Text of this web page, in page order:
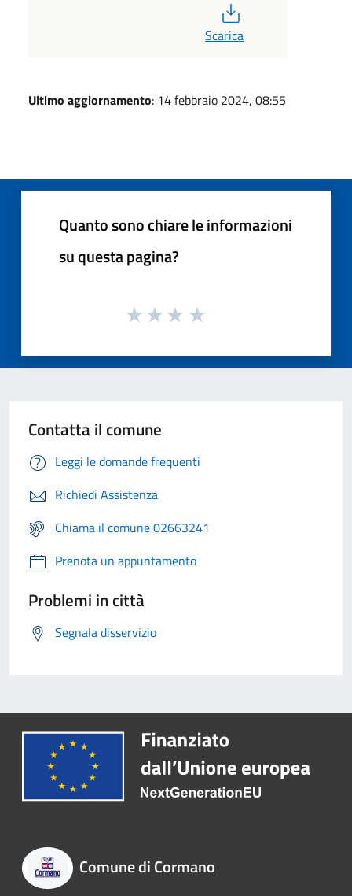
Scarica
Ultimo aggiornamento: 14 febbraio 2024, 08:55
Quanto sono chiare le informazioni
su questa pagina?
Contatta il comune
Leggi le domande frequenti
Richiedi Assistenza
Chiama il comune 02663241
Prenota un appuntamento
Problemi in città
Segnala disservizio
Comune di Cormano